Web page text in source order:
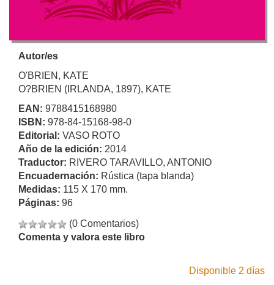
Autor/es
O'BRIEN, KATE
O?BRIEN (IRLANDA, 1897), KATE
EAN: 9788415168980
ISBN: 978-84-15168-98-0
Editorial: VASO ROTO
Año de la edición: 2014
Traductor: RIVERO TARAVILLO, ANTONIO
Encuadernación: Rústica (tapa blanda)
Medidas: 115 X 170 mm.
Páginas: 96
(0 Comentarios)
Comenta y valora este libro
Disponible 2 días